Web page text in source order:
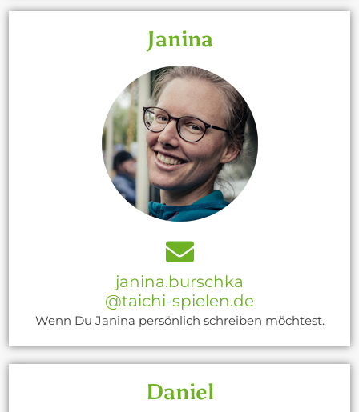
Janina
janina.burschka
@taichi-spielen.de
Wenn Du Janina persönlich schreiben möchtest.
Daniel